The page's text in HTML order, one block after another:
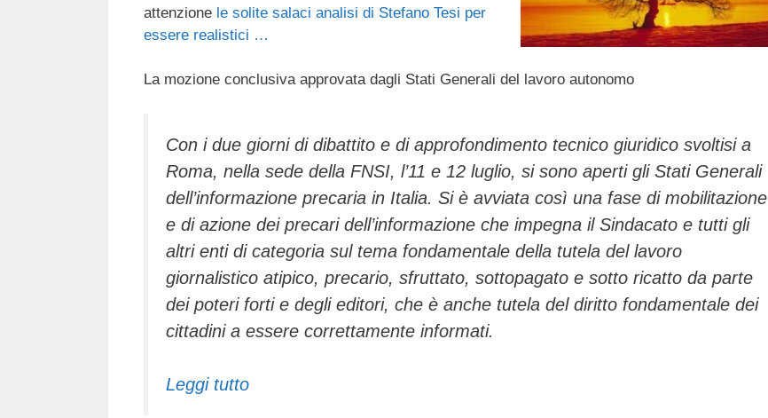
attenzione le solite salaci analisi di Stefano Tesi per
essere realistici …
La mozione conclusiva approvata dagli Stati Generali del lavoro autonomo
Con i due giorni di dibattito e di approfondimento tecnico giuridico svoltisi a
Roma, nella sede della FNSI, l’11 e 12 luglio, si sono aperti gli Stati Generali
dell’informazione precaria in Italia. Si è avviata così una fase di mobilitazione
e di azione dei precari dell’informazione che impegna il Sindacato e tutti gli
altri enti di categoria sul tema fondamentale della tutela del lavoro
giornalistico atipico, precario, sfruttato, sottopagato e sotto ricatto da parte
dei poteri forti e degli editori, che è anche tutela del diritto fondamentale dei
cittadini a essere correttamente informati.
Leggi tutto